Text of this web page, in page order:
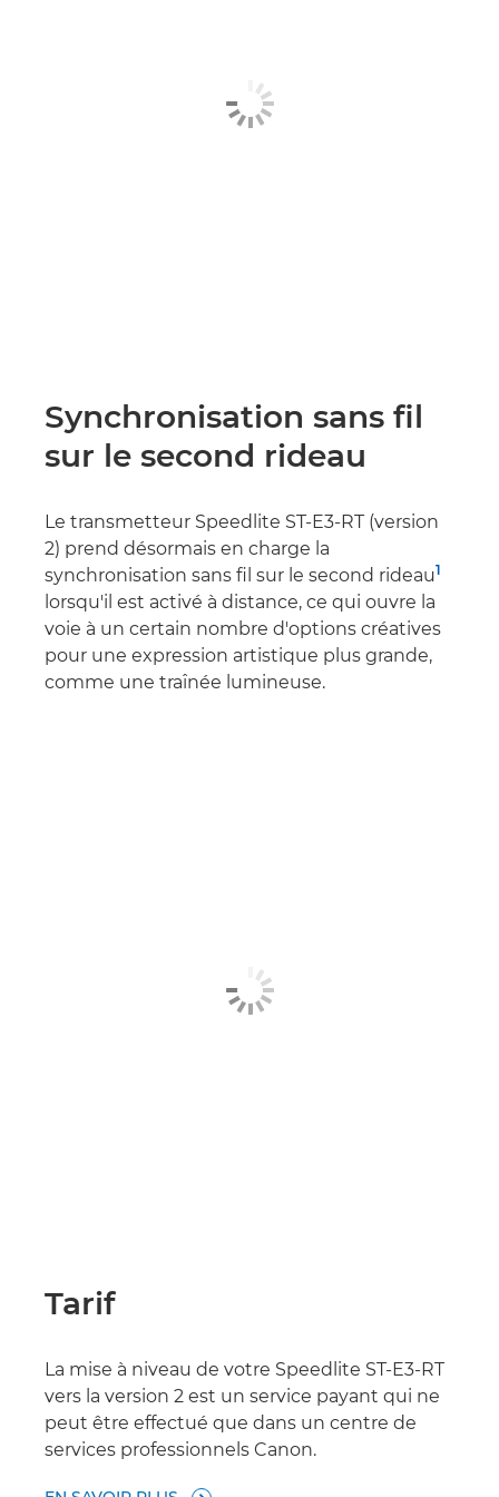
Synchronisation sans fil
sur le second rideau
Le transmetteur Speedlite ST-E3-RT (version
2) prend désormais en charge la
synchronisation sans fil sur le second rideau1
lorsqu'il est activé à distance, ce qui ouvre la
voie à un certain nombre d'options créatives
pour une expression artistique plus grande,
comme une traînée lumineuse.
Tarif
La mise à niveau de votre Speedlite ST-E3-RT
vers la version 2 est un service payant qui ne
peut être effectué que dans un centre de
services professionnels Canon.